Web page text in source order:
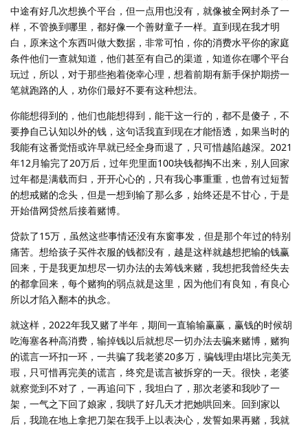
中途有好几次想换个平台，但一点用也没有，就像被全网封杀了一
样，不管换到哪里，都好像一个善财童子一样。直到现在我才明
白，原来这个东西叫做大数据，非常可怕，你的消费水平你的家庭
条件他们一查就知道，他们甚至有自己的渠道，知道你在哪个平台
玩过，所以，对于那些抱着侥幸心理，想着前期有新手保护期捞一
笔就跑路的人，劝你们最好不要有这种想法。
你能想得到的，他们也能想得到，能干这一行的，都不是傻子，不
要挣自己认知以外的钱，这句话我直到现在才能悟透，如果当时的
我能有这番觉悟或许早就已经全身而退了，只可惜越陷越深。2021
年12月输完了20万后，过年兜里面100块钱都掏不出来，别人回家
过年都是满载而归，开开心心的，只有我心事重重，也曾有过短暂
的想戒赌的念头，但是一想到输了那么多，始终还是不甘心，于是
开始借网贷然后接着赌博。
贷款了15万，虽然这些事情还没有东窗事发，但是那个年过的特别
痛苦。想给孩子买件衣服的钱都没有，越是这样就越想把输的钱赢
回来，于是我更加想尽一切办法的去筹钱来赌，我想把我曾经失去
的都拿回来，每个赌狗的弱点就是这里，因为他们有良知，有良心
所以才陷入翻本的执念。
就这样，2022年我又赌了半年，期间一直输输赢赢，赢钱的时候胡
吃海塞各种高消费，输掉钱以后就想尽一切办法去骗来赌博，赌狗
的谎言一环扣一环，一共骗了我老婆20多万，骗钱理由堪比完美无
瑕，只可惜再完美的谎言，终究是谎言被拆穿的一天。很快，老婆
就察觉到不对了，一再追问下，我坦白了，那次老婆和我吵了一
架，一气之下回了娘家，我哄了好几天才把她哄回来。回到家以
后，我跪在地上拿把刀架在我手上以表决心，发誓如果再赌，我就